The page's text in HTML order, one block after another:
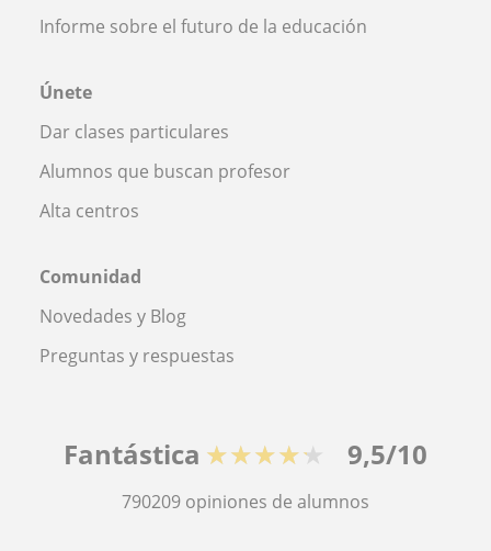
Informe sobre el futuro de la educación
Únete
Dar clases particulares
Alumnos que buscan profesor
Alta centros
Comunidad
Novedades y Blog
Preguntas y respuestas
Fantástica ★★★★★ 9,5/10
790209 opiniones de alumnos